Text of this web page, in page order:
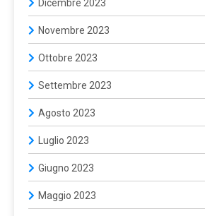
Dicembre 2023
Novembre 2023
Ottobre 2023
Settembre 2023
Agosto 2023
Luglio 2023
Giugno 2023
Maggio 2023